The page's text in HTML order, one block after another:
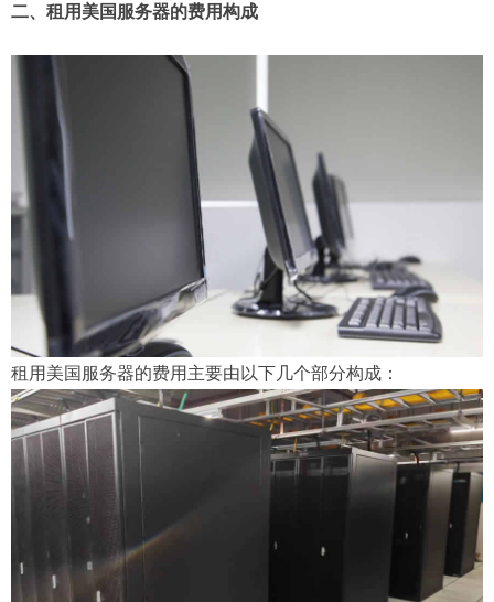
二、租用美国服务器的费用构成
租用美国服务器的费用主要由以下几个部分构成：